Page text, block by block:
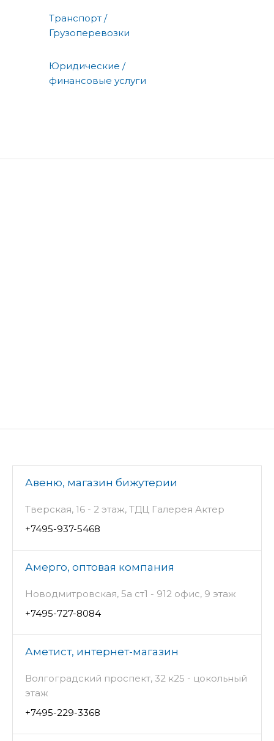
Транспорт /
Грузоперевозки
Юридические /
финансовые услуги
Авеню, магазин бижутерии
Тверская, 16 - 2 этаж, ТДЦ Галерея Актер
+7495-937-5468
Амерго, оптовая компания
Новодмитровская, 5а ст1 - 912 офис, 9 этаж
+7495-727-8084
Аметист, интернет-магазин
Волгоградский проспект, 32 к25 - цокольный
этаж
+7495-229-3368